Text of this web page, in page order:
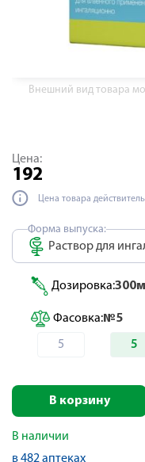
Внешний вид товара
Цена:
192
Цена товара
Форма выпуска:
Раствор для
Дозировка:
Фасовка:№5
5 5
В корзину
В наличии
в 482 аптеках